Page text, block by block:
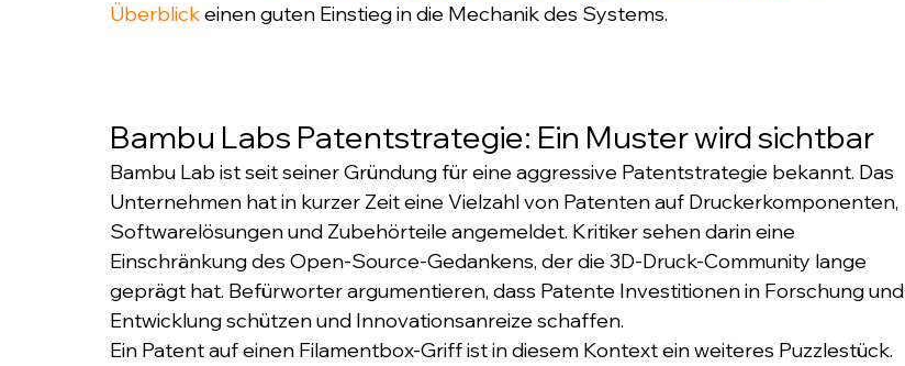
Überblick einen guten Einstieg in die Mechanik des Systems.
Bambu Labs Patentstrategie: Ein Muster wird sichtbar
Bambu Lab ist seit seiner Gründung für eine aggressive Patentstrategie bekannt. Das
Unternehmen hat in kurzer Zeit eine Vielzahl von Patenten auf Druckerkomponenten,
Softwarelösungen und Zubehörteile angemeldet. Kritiker sehen darin eine
Einschränkung des Open-Source-Gedankens, der die 3D-Druck-Community lange
geprägt hat. Befürworter argumentieren, dass Patente Investitionen in Forschung und
Entwicklung schützen und Innovationsanreize schaffen.
Ein Patent auf einen Filamentbox-Griff ist in diesem Kontext ein weiteres Puzzlestück.